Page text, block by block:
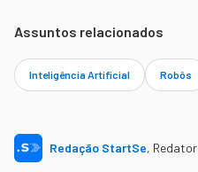
Assuntos relacionados
Inteligência Artificial Robôs
Redação StartSe, Redator